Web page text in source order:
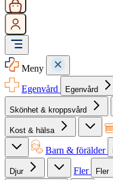
Meny
Egenvård
Egenvård
Skönhet & kroppsvård
Kost & hälsa
Barn & förälder
Djur Fler Fler